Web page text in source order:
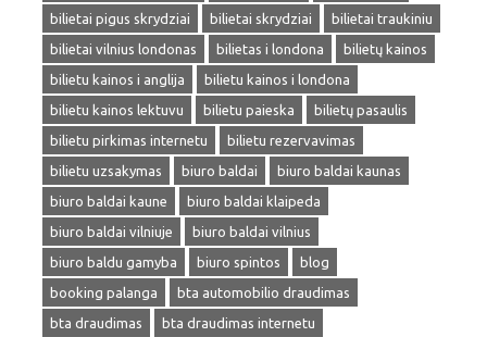
bilietai pigus skrydziai
bilietai skrydziai
bilietai traukiniu
bilietai vilnius londonas
bilietas i londona
bilietų kainos
bilietu kainos i anglija
bilietu kainos i londona
bilietu kainos lektuvu
bilietu paieska
bilietų pasaulis
bilietu pirkimas internetu
bilietu rezervavimas
bilietu uzsakymas
biuro baldai
biuro baldai kaunas
biuro baldai kaune
biuro baldai klaipeda
biuro baldai vilniuje
biuro baldai vilnius
biuro baldu gamyba
biuro spintos
blog
booking palanga
bta automobilio draudimas
bta draudimas
bta draudimas internetu